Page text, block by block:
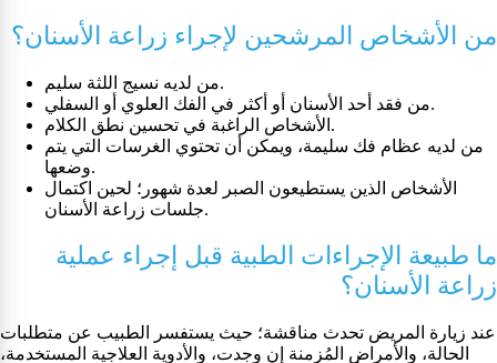
من الأشخاص المرشحين لإجراء زراعة الأسنان؟
من لديه نسيج اللثة سليم.
من فقد أحد الأسنان أو أكثر في الفك العلوي أو السفلي.
الأشخاص الراغبة في تحسين نطق الكلام.
من لديه عظام فك سليمة، ويمكن أن تحتوي الغرسات التي يتم
وضعها.
الأشخاص الذين يستطيعون الصبر لعدة شهور؛ لحين اكتمال
جلسات زراعة الأسنان.
ما طبيعة الإجراءات الطبية قبل إجراء عملية
زراعة الأسنان؟
عند زيارة المريض تحدث مناقشة؛ حيث يستفسر الطبيب عن متطلبات
الحالة، والأمراض المُزمنة إن وجدت، والأدوية العلاجية المستخدمة،